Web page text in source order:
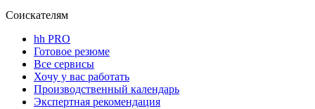
Соискателям
hh PRO
Готовое резюме
Все сервисы
Хочу у вас работать
Производственный календарь
Экспертная рекомендация